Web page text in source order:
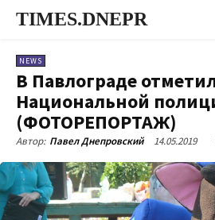
TIMES.DNEPR
NEWS
В Павлограде
Национальной
(ФОТОРЕПОРТАЖ)
Автор: Павел Днепровский 14.05.2019